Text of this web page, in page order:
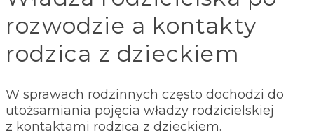
rozwodzie a kontakty
rodzica z dzieckiem
W sprawach rodzinnych często dochodzi do
utożsamiania pojęcia władzy rodzicielskiej
z kontaktami rodzica z dzieckiem.